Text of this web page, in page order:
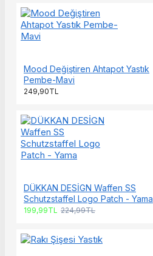
Mood Değiştiren Ahtapot Yastık
Pembe-Mavi
249,90TL
DÜKKAN DESİGN Waffen SS
Schutzstaffel Logo Patch - Yama
199,99TL 224,99TL